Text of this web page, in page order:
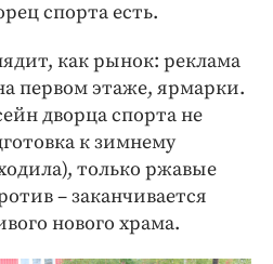
спорта есть.
как рынок: реклама
первом этаже, ярмарки.
дворца спорта не
к зимнему
только ржавые
– заканчивается
нового храма.